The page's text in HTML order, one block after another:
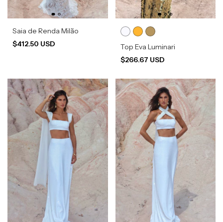
Saia de Renda Milão
$412.50 USD
Top Eva Luminari
$266.67 USD